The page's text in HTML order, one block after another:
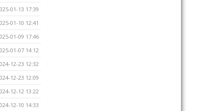
01-13 17:39
01-10 12:41
01-09 17:46
01-07 14:12
12-23 12:32
12-23 12:09
12-12 13:22
12-10 14:33